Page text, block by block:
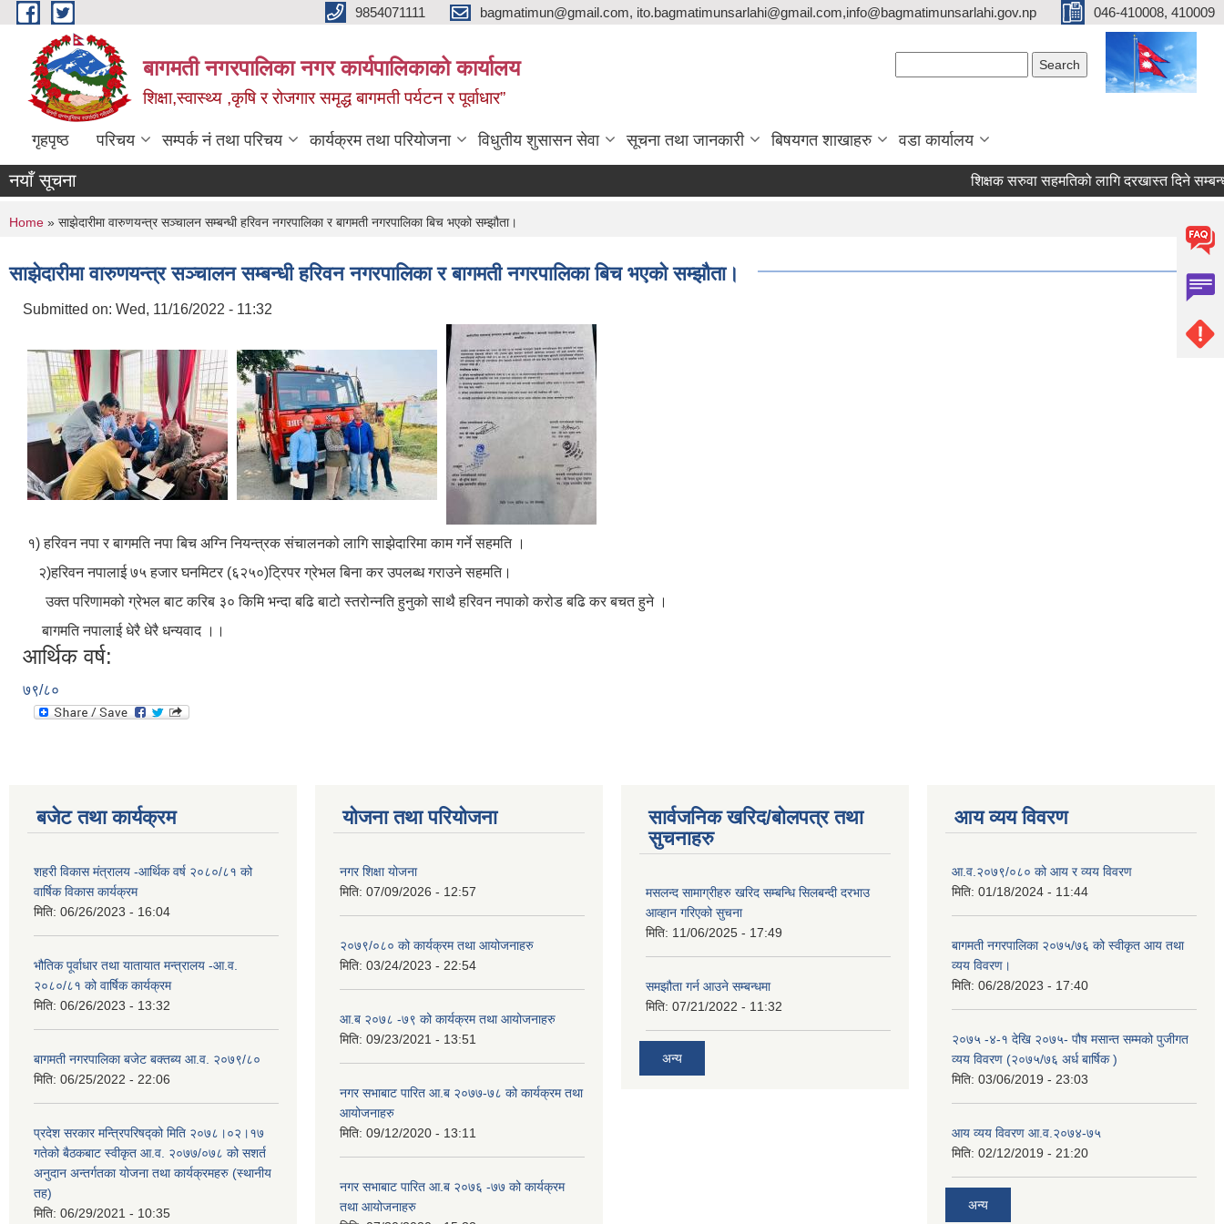
Skip to main content 9854071111 bagmatimun@gmail.com, ito.bagmatimunsarlahi@gmail.com,info@bagmatimunsarlahi.gov.np 046-410008, 410009
बागमती नगरपालिका नगर कार्यपालिकाको कार्यालय
शिक्षा,स्वास्थ्य ,कृषि र रोजगार समृद्ध बागमती पर्यटन र पूर्वाधार”
गृहपृष्ठ परिचय सम्पर्क नं तथा परिचय कार्यक्रम तथा परियोजना विधुतीय शुसासन सेवा सूचना तथा जानकारी बिषयगत शाखाहरु वडा कार्यालय
नयाँ सूचना शिक्षक सरुवा सहमतिको लागि दरखास्त दिने
You are here
Home » साझेदारीमा वारुणयन्त्र सञ्चालन सम्बन्धी हरिवन नगरपालिका र बागमती नगरपालिका बिच भएको सम्झौता।
साझेदारीमा वारुणयन्त्र सञ्चालन सम्बन्धी हरिवन नगरपालिका र बागमती नगरपालिका बिच भएको सम्झौता।
Submitted on: Wed, 11/16/2022 - 11:32
१) हरिवन नपा र बागमति नपा बिच अग्नि नियन्त्रक संचालनको लागि साझेदारिमा काम गर्ने सहमति ।
२)हरिवन नपालाई ७५ हजार घनमिटर (६२५०)ट्रिपर ग्रेभल बिना कर उपलब्ध गराउने सहमति।
उक्त परिणामको ग्रेभल बाट करिब ३० किमि भन्दा बढि बाटो स्तरोन्नति हुनुको साथै हरिवन नपाको करोड बढि कर बचत हुने ।
बागमति नपालाई धेरै धेरै धन्यवाद ।।
आर्थिक वर्ष:
७९/८०
बजेट तथा कार्यक्रम
शहरी विकास मंत्रालय -आर्थिक वर्ष २०८०/८१ को
वार्षिक विकास कार्यक्रम
मिति: 06/26/2023 - 16:04
भौतिक पूर्वाधार तथा यातायात मन्त्रालय -आ.व.
२०८०/८१ को वार्षिक कार्यक्रम
मिति: 06/26/2023 - 13:32
बागमती नगरपालिका बजेट बक्तब्य आ.व. २०७९/८०
मिति: 06/25/2022 - 22:06
प्रदेश सरकार मन्त्रिपरिषद्को मिति २०७८।०२।१७
गतेको बैठकबाट स्वीकृत आ.व. २०७७/०७८ को सशर्त
अनुदान अन्तर्गतका योजना तथा कार्यक्रमहरु (स्थानीय
तह)
मिति: 06/29/2021 - 10:35
योजना तथा परियोजना
नगर शिक्षा योजना
मिति: 07/09/2026 - 12:57
२०७९/०८० को कार्यक्रम तथा आयोजनाहरु
मिति: 03/24/2023 - 22:54
आ.ब २०७८ -७९ को कार्यक्रम तथा आयोजनाहरु
मिति: 09/23/2021 - 13:51
नगर सभाबाट पारित आ.ब २०७७-७८ को कार्यक्रम तथा
आयोजनाहरु
मिति: 09/12/2020 - 13:11
नगर सभाबाट पारित आ.ब २०७६ -७७ को कार्यक्रम
तथा आयोजनाहरु
सार्वजनिक खरिद/बोलपत्र तथा
सुचनाहरु
मसलन्द सामाग्रीहरु खरिद सम्बन्धि सिलबन्दी दरभाउ
आव्हान गरिएको सुचना
मिति: 11/06/2025 - 17:49
समझौता गर्न आउने सम्बन्धमा
मिति: 07/21/2022 - 11:32
अन्य
आय व्यय विवरण
आ.व.२०७९/०८० को आय र व्यय विवरण
मिति: 01/18/2024 - 11:44
बागमती नगरपालिका २०७५/७६ को स्वीकृत आय तथा
व्यय विवरण।
मिति: 06/28/2023 - 17:40
२०७५ -४-१ देखि २०७५- पौष मसान्त सम्मको पुजीगत
व्यय विवरण (२०७५/७६ अर्ध बार्षिक )
मिति: 03/06/2019 - 23:03
आय व्यय विवरण आ.व.२०७४-७५
मिति: 02/12/2019 - 21:20
अन्य